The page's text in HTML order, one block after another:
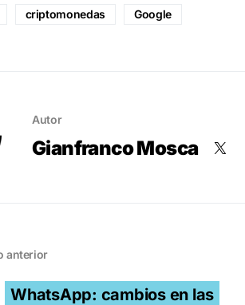
criptomonedas Google
Autor
Gianfranco Mosca
anterior
WhatsApp: cambios en las